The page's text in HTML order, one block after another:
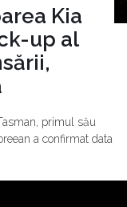
Kia
up al
primul său
a confirmat data